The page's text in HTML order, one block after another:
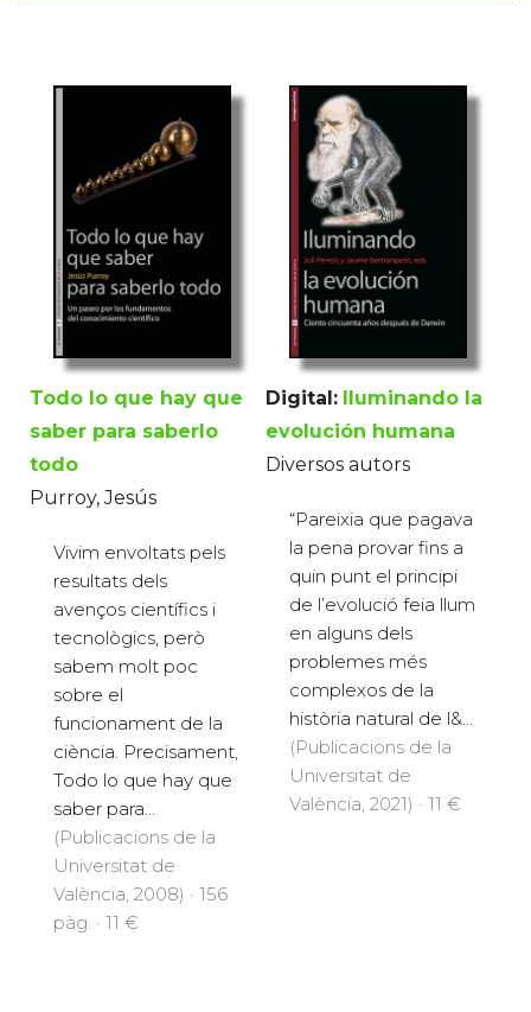
Todo lo que hay que
saber para saberlo
todo
Purroy, Jesús
Vivim envoltats pels
resultats dels
avenços científics i
tecnològics, però
sabem molt poc
sobre el
funcionament de la
ciència. Precisament,
Todo lo que hay que
saber para...
(Publicacions de la
Universitat de
València, 2008) · 156
pàg. · 11 €
Digital: Iluminando la
evolución humana
Diversos autors
“Pareixia que pagava
la pena provar fins a
quin punt el principi
de l’evolució feia llum
en alguns dels
problemes més
complexos de la
història natural de l&...
(Publicacions de la
Universitat de
València, 2021) · 11 €